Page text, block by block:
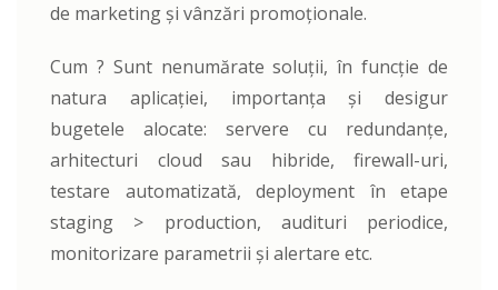
de marketing și vânzări promoționale.
Cum ? Sunt nenumărate soluții, în funcție de
natura aplicației, importanța și desigur
bugetele alocate: servere cu redundanțe,
arhitecturi cloud sau hibride, firewall-uri,
testare automatizată, deployment în etape
staging > production, audituri periodice,
monitorizare parametrii și alertare etc.